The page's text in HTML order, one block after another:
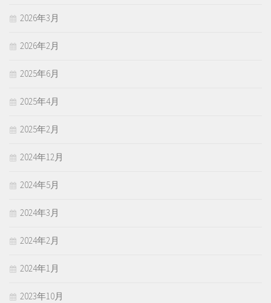
2026年3月
2026年2月
2025年6月
2025年4月
2025年2月
2024年12月
2024年5月
2024年3月
2024年2月
2024年1月
2023年10月